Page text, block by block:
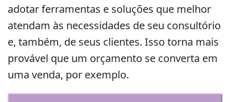
adotar ferramentas e soluções que melhor
atendam às necessidades de seu consultório
e, também, de seus clientes. Isso torna mais
provável que um orçamento se converta em
uma venda, por exemplo.